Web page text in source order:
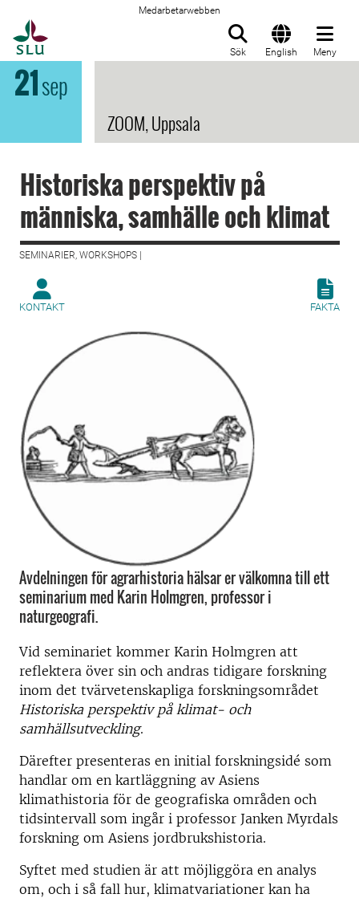
Medarbetarwebben
Sök English Meny
21sep
ZOOM, Uppsala
Historiska perspektiv på
människa, samhälle och klimat
SEMINARIER, WORKSHOPS |
KONTAKT FAKTA
Avdelningen för agrarhistoria hälsar er välkomna till ett
seminarium med Karin Holmgren, professor i
naturgeografi.
Vid seminariet kommer Karin Holmgren att
reflektera över sin och andras tidigare forskning
inom det tvärvetenskapliga forskningsområdet
Historiska perspektiv på klimat- och
samhällsutveckling.
Därefter presenteras en initial forskningsidé som
handlar om en kartläggning av Asiens
klimathistoria för de geografiska områden och
tidsintervall som ingår i professor Janken Myrdals
forskning om Asiens jordbrukshistoria.
Syftet med studien är att möjliggöra en analys
om, och i så fall hur, klimatvariationer kan ha